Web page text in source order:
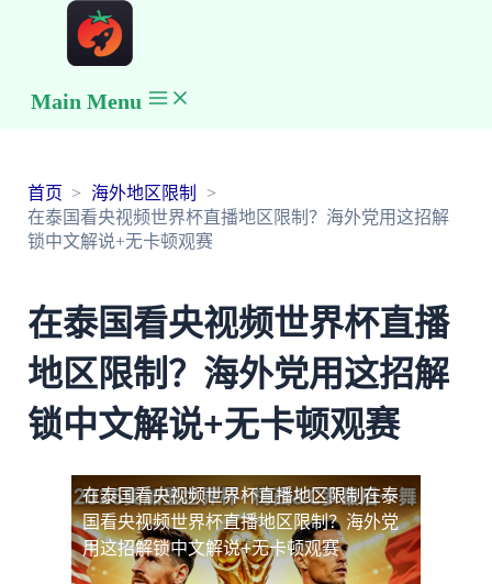
Main Menu
首页
海外地区限制
在泰国看央视频世界杯直播地区限制？海外党用这招解
锁中文解说+无卡顿观赛
在泰国看央视频世界杯直播
地区限制？海外党用这招解
锁中文解说+无卡顿观赛
在泰国看央视频世界杯直播地区限制在泰
国看央视频世界杯直播地区限制？海外党
用这招解锁中文解说+无卡顿观赛